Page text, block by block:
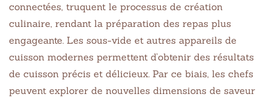
connectées, truquent le processus de création
culinaire, rendant la préparation des repas plus
engageante. Les sous-vide et autres appareils de
cuisson modernes permettent d’obtenir des résultats
de cuisson précis et délicieux. Par ce biais, les chefs
peuvent explorer de nouvelles dimensions de saveur